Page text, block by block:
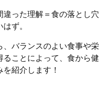
った理解＝食の落とし穴
ず。
バランスのよい食事や栄
ことによって、食から健
紹介します！